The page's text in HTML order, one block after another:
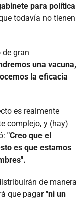
para política
todavía no tienen
gran
una vacuna,
la eficacia
es realmente
complejo, y (hay)
"Creo que el
es que estamos
de manera
que pagar"ni un